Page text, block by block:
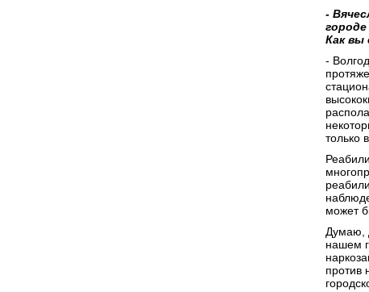
-
Как вы
-
только
может
Думаю,
нашем
против